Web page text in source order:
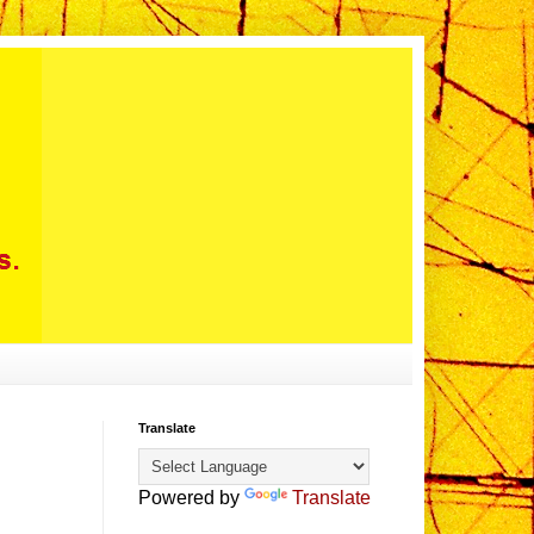
Translate
Powered by Translate